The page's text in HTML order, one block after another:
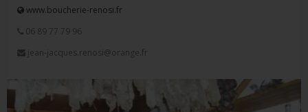
www.boucherie-renosi.fr
06 89 77 79 96
jean-jacques.renosi@orange.fr